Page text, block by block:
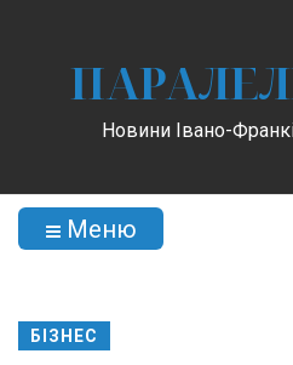
Новини Івано-
Меню
БІЗНЕС